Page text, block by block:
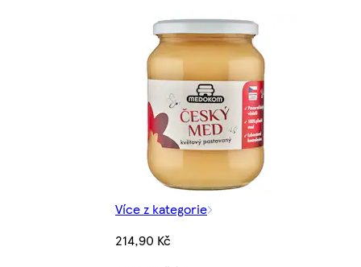
Více z kategorie
214,90 Kč